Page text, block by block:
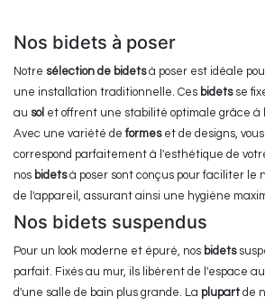
Nos bidets à poser
Notre sélection de bidetsà poser est idéale
une installation traditionnelle. Ces bidetsse
au sol et offrent une stabilité optimale grâce à
Avec une variété de formeset de designs,
correspond parfaitement à l'esthétique de
nos bidetsà poser sont conçus pour faciliter le
de l'appareil, assurant ainsi une hygiène
Nos bidets suspendus
Pour un look moderne et épuré, nos bidets
parfait. Fixés au mur, ils libèrent de l'espace au
d'une salle de bain plus grande. La plupart de